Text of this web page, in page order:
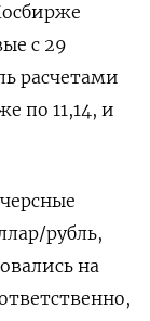
⁠с 29
расчетами
по 11,14, и
рубль,
на